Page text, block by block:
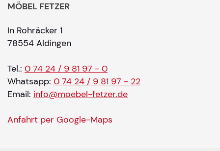
MÖBEL FETZER
In Rohräcker 1
78554 Aldingen
Tel.: 0 74 24 / 9 81 97 - 0
Whatsapp: 0 74 24 / 9 81 97 - 22
Email: info@moebel-fetzer.de
Anfahrt per Google-Maps